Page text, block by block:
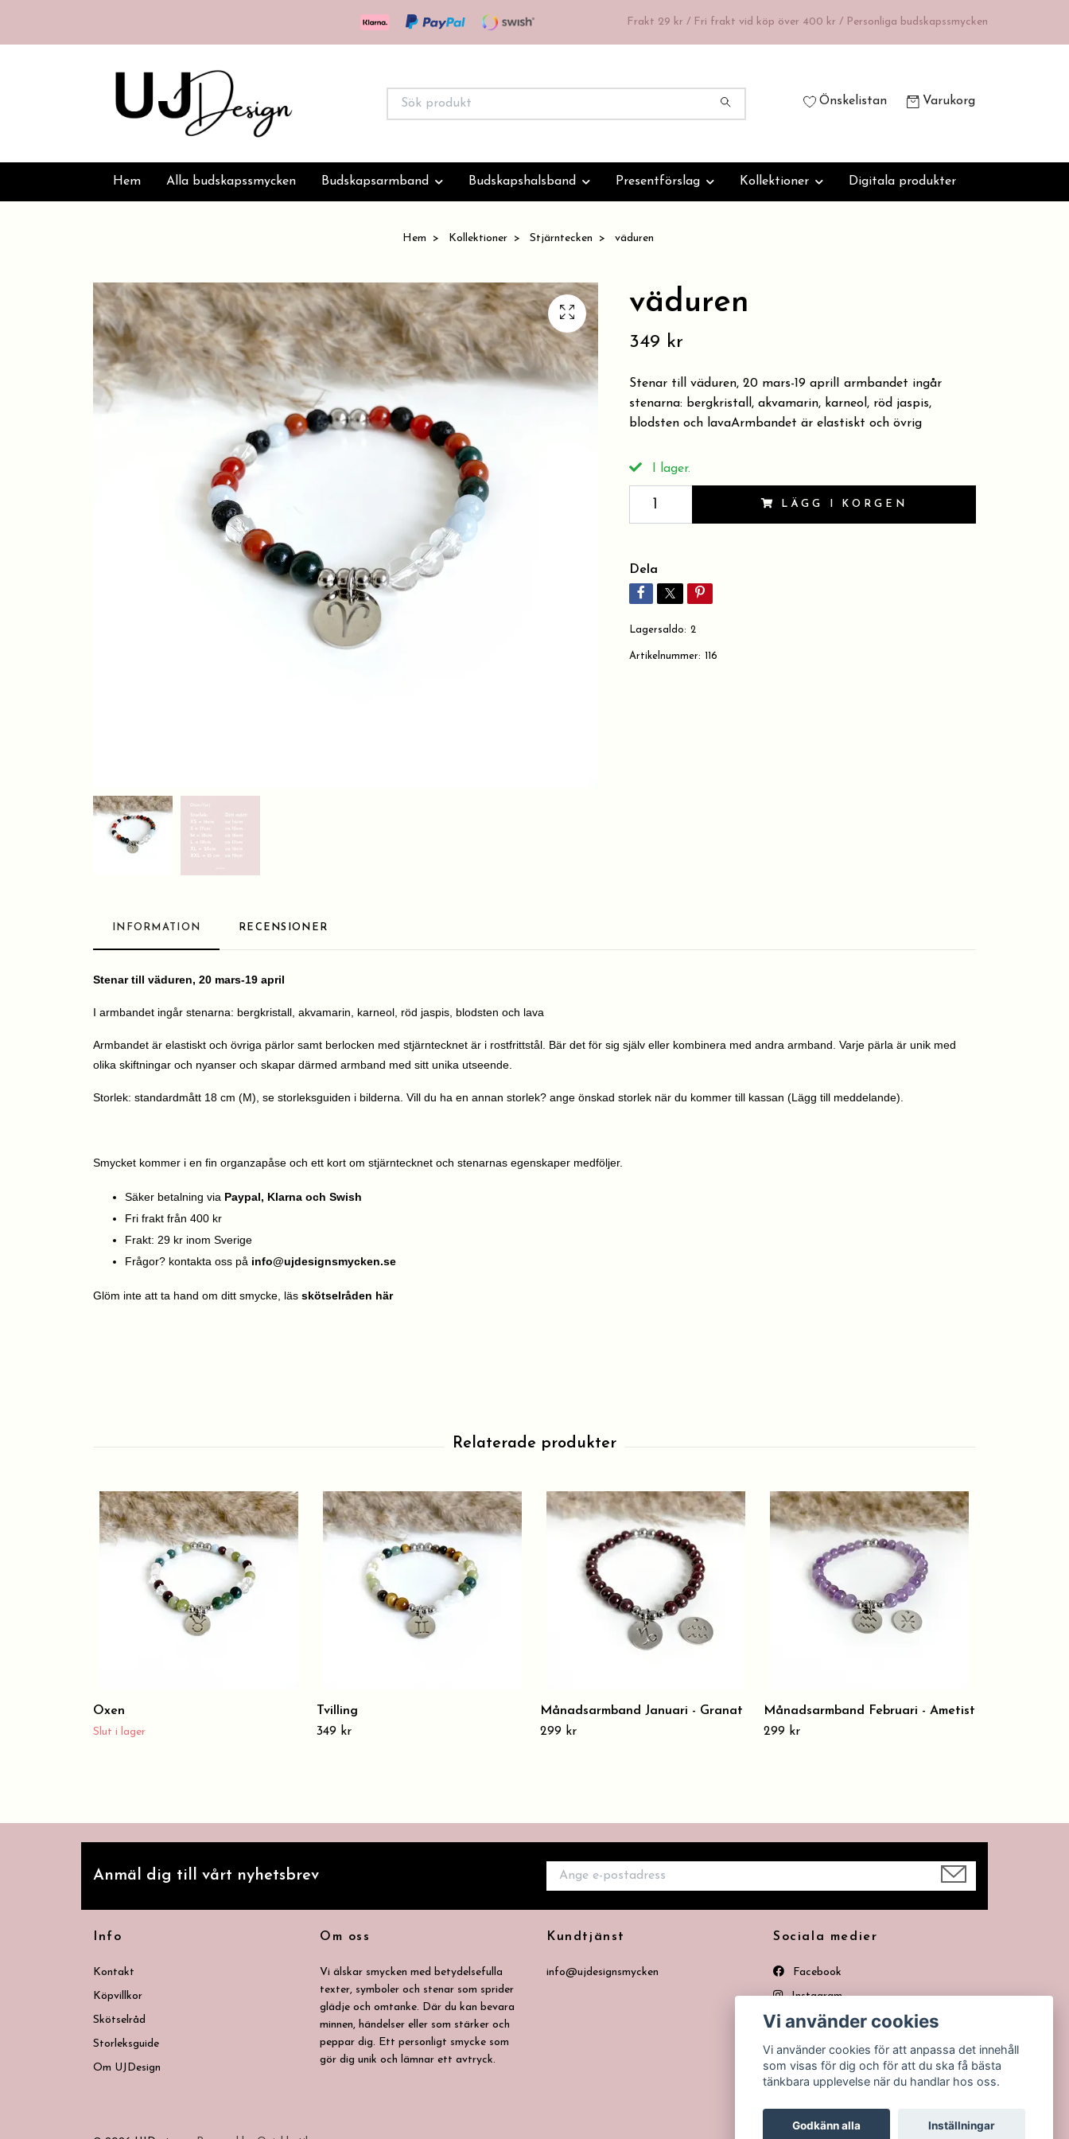
Frakt 29 kr / Fri frakt vid köp över 400 kr / Personliga budskapssmycken
Önskelistan Varukorg
Hem Alla budskapssmycken Budskapsarmband Budskapshalsband Presentförslag Kollektioner Digitala produkter
Hem Kollektioner Stjärntecken väduren
väduren
349 kr
Stenar till väduren, 20 mars-19 aprilI armbandet ingår
stenarna: bergkristall, akvamarin, karneol, röd jaspis,
blodsten och lavaArmbandet är elastiskt och övrig
I lager.
LÄGG I KORGEN
Dela
Lagersaldo: 2
Artikelnummer: 116
INFORMATION RECENSIONER
Stenar till väduren, 20 mars-19 april
I armbandet ingår stenarna: bergkristall, akvamarin, karneol, röd jaspis, blodsten och lava
Armbandet är elastiskt och övriga pärlor samt berlocken med stjärntecknet är i rostfrittstål. Bär det för sig själv eller kombinera med andra armband. Varje pärla är unik med
olika skiftningar och nyanser och skapar därmed armband med sitt unika utseende.
Storlek: standardmått 18 cm (M), se storleksguiden i bilderna. Vill du ha en annan storlek? ange önskad storlek när du kommer till kassan (Lägg till meddelande).
Smycket kommer i en fin organzapåse och ett kort om stjärntecknet och stenarnas egenskaper medföljer.
Säker betalning via Paypal, Klarna och Swish
Fri frakt från 400 kr
Frakt: 29 kr inom Sverige
Frågor? kontakta oss på info@ujdesignsmycken.se
Glöm inte att ta hand om ditt smycke, läs skötselråden här
Oxen
Slut i lager
Tvilling
349 kr
Månadsarmband Januari - Granat
299 kr
Månadsarmband Februari - Ametist
299 kr
Anmäl dig till vårt nyhetsbrev
Info
Kontakt
Köpvillkor
Skötselråd
Storleksguide
Om UJDesign
Om oss
Vi älskar smycken med betydelsefulla
texter, symboler och stenar som sprider
glädje och omtanke. Där du kan bevara
minnen, händelser eller som stärker och
peppar dig. Ett personligt smycke som
gör dig unik och lämnar ett avtryck.
Kundtjänst
info@ujdesignsmycken
Sociala medier
Facebook
Instagram
Pinterest
Vi använder cookies
Vi använder cookies för att anpassa det innehåll
som visas för dig och för att du ska få bästa
tänkbara upplevelse när du handlar hos oss.
Godkänn alla Inställningar